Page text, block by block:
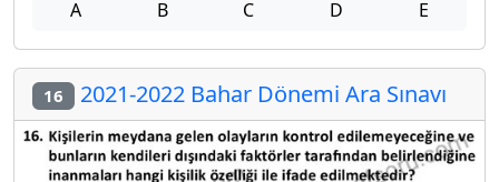
A B C D E
16 2021-2022 Bahar Dönemi Ara Sınavı